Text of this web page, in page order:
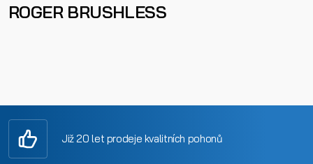
ROGER BRUSHLESS
Již 20 let prodeje kvalitních pohonů